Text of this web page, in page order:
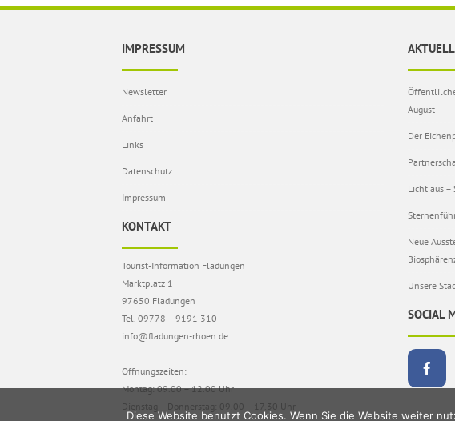
IMPRESSUM
Newsletter
Anfahrt
Links
Datenschutz
Impressum
KONTAKT
Tourist-Information Fladungen
Marktplatz 1
97650 Fladungen
Tel. 09778 – 9191 310
info@fladungen-rhoen.de
Öffnungszeiten:
Montag: 09.00 – 12.00 Uhr
Dienstag – Donnerstag: 09.00 – 17.30 Uhr
August
Der
Licht aus –
Neue
Unsere
SOCIAL
Diese Website benutzt Cookies. Wenn Sie die Website weiter